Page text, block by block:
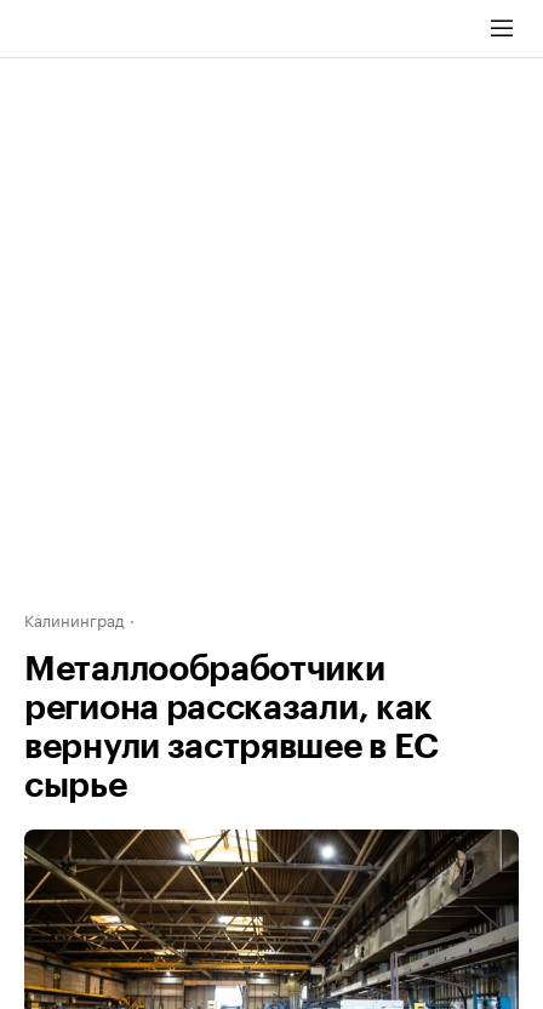
Калининград
Металлообработчики
региона рассказали, как
вернули застрявшее в ЕС
сырье